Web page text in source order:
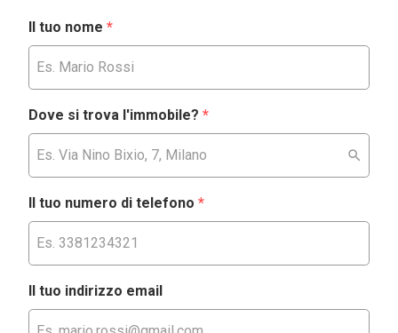
Il tuo nome *
Dove si trova l'immobile? *
Il tuo numero di telefono *
Il tuo indirizzo email